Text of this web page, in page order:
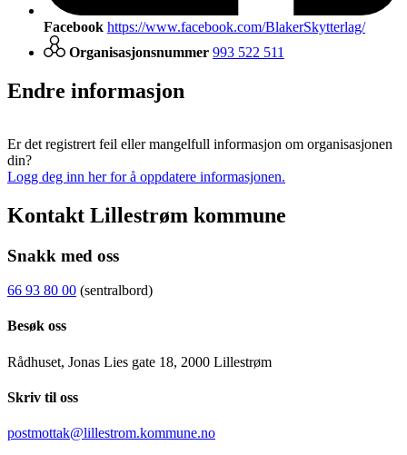
Facebook https://www.facebook.com/BlakerSkytterlag/
Organisasjonsnummer 993 522 511
Endre informasjon
Er det registrert feil eller mangelfull informasjon om organisasjonen
din?
Logg deg inn her for å oppdatere informasjonen.
Kontakt Lillestrøm kommune
Snakk med oss
66 93 80 00 (sentralbord)
Besøk oss
Rådhuset, Jonas Lies gate 18, 2000 Lillestrøm
Skriv til oss
postmottak@lillestrom.kommune.no